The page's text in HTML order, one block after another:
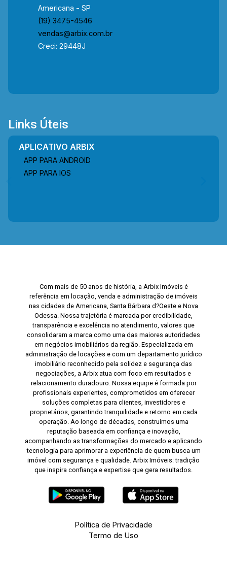
Imóveis e agende a sua visita!! WhatsApp e
Telefone: (19) 3475-4546 ARBIX IMÓVEIS -
Presente em cada mudança!
Americana - SP
(19) 3475-4546
vendas@arbix.com.br
Creci: 29448J
Links Úteis
APLICATIVO ARBIX
APP PARA ANDROID
APP PARA IOS
Com mais de 50 anos de história, a Arbix Imóveis é
referência em locação, venda e administração de imóveis
nas cidades de Americana, Santa Bárbara d?Oeste e Nova
Odessa. Nossa trajetória é marcada por credibilidade,
transparência e excelência no atendimento, valores que
consolidaram a marca como uma das maiores autoridades
em negócios imobiliários da região. Especializada em
administração de locações e com um departamento jurídico
imobiliário reconhecido pela solidez e segurança das
negociações, a Arbix atua com foco em resultados e
relacionamento duradouro. Nossa equipe é formada por
profissionais experientes, comprometidos em oferecer
soluções completas para clientes, investidores e
proprietários, garantindo tranquilidade e retorno em cada
operação. Ao longo de décadas, construímos uma
reputação baseada em confiança e inovação,
acompanhando as transformações do mercado e aplicando
tecnologia para aprimorar a experiência de quem busca um
imóvel com segurança e qualidade. Arbix Imóveis: tradição
que inspira confiança e expertise que gera resultados.
Política de Privacidade
Termo de Uso